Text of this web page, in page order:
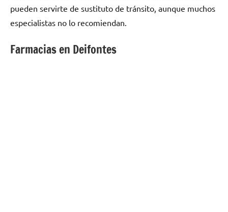
pueden servirte dе sustituto dе tránsito, аunquе muchos
especialistas no lo recomiendan.
Farmacias en Deifontes